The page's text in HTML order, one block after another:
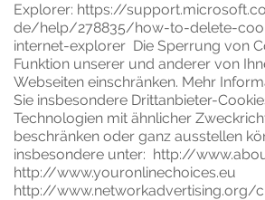
Explorer: https://
de/help/278835/how-to-delete-
internet-explorer Die Sperrung von
Funktion unserer und anderer von
Webseiten einschränken. Mehr
Sie insbesondere Drittanbieter-
Technologien mit ähnlicher
beschränken oder ganz ausstellen
insbesondere unter: http://
http://www.youronlinechoices.eu
http://www.networkadvertising.org/